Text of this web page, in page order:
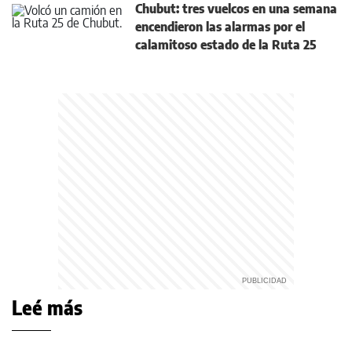
Chubut: tres vuelcos en una semana
encendieron las alarmas por el
calamitoso estado de la Ruta 25
Leé más